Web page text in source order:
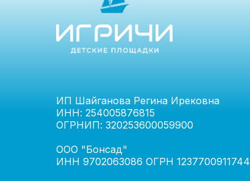
ИП Шайганова Регина Ирековна
ИНН: 254005876815
ОГРНИП: 320253600059900
ООО "Бонсад"
ИНН 9702063086 ОГРН 1237700911744